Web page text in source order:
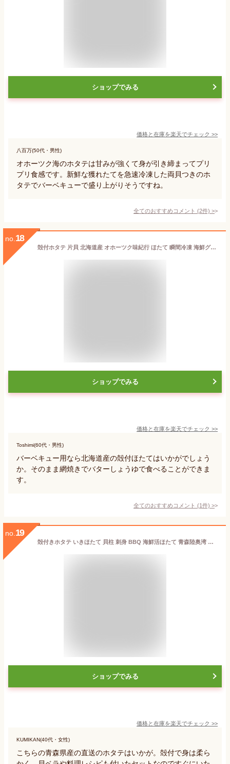
ショップでみる
価格と在庫を楽天でチェック >>
八百万(50代・男性)
オホーツク海のホタテは甘みが強くて身が引き締まってプリ
プリ食感です。新鮮な獲れたてを急速冷凍した両貝つきのホ
タテでバーベキューで盛り上がりそうですね。
全てのおすすめコメント (2件) >
no. 18
殻付ホタテ 片貝 北海道産 オホーツク味紀行 ほたて 瞬間冷凍 海鮮グルメ お取り寄せ ギフト プレゼント 帆立 加熱用 BBQ
ショップでみる
価格と在庫を楽天でチェック >>
Toshimi(60代・男性)
バーベキュー用なら北海道産の殻付ほたてはいかがでしょう
か。そのまま網焼きでバターしょうゆで食べることができま
す。
全てのおすすめコメント (1件) >
no. 19
殻付きホタテ いきほたて 貝柱 刺身 BBQ 海鮮活ほたて 青森陸奥湾 平内産 5キロ 平内漁協の生けすから直送 送料無料 | 青森 お土産 ホタテ 殻付き 食べ物 ギフト 青森県産 お取り寄せグルメ 取り寄せ ホタテ貝 グルメ 食品 贈り物 青森土産 ご当地グルメ 贈答用 帆立 贈答品
ショップでみる
価格と在庫を楽天でチェック >>
KUMIKAN(40代・女性)
こちらの青森県産の直送のホタテはいかが。殻付で身は柔ら